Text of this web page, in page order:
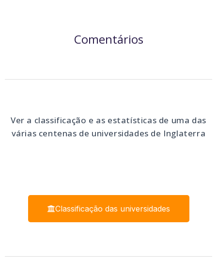
Comentários
Ver a classificação e as estatísticas de uma das
várias centenas de universidades de Inglaterra
Classificação das universidades